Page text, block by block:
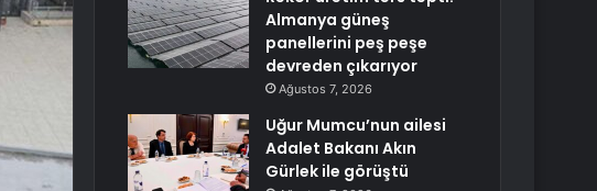
Almanya güneş
panellerini peş peşe
devreden çıkarıyor
Ağustos 7, 2026
Uğur Mumcu’nun ailesi
Adalet Bakanı Akın
Gürlek ile görüştü